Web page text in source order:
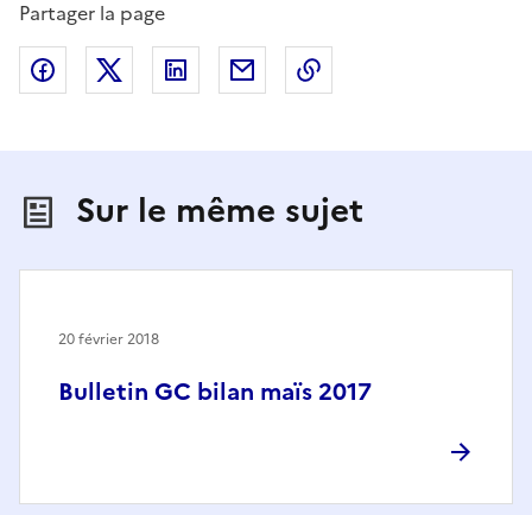
Partager la page
Partager sur Facebook
Partager sur X (anciennement Twitter)
Partager sur LinkedIn
Partager par email
Sur le même sujet
Bulletin GC bilan maïs 2017
20 février 2018